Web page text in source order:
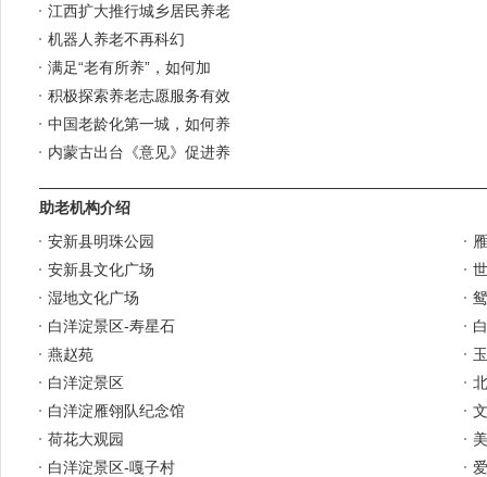
江西扩大推行城乡居民养老
机器人养老不再科幻
满足“老有所养”，如何加
积极探索养老志愿服务有效
中国老龄化第一城，如何养
内蒙古出台《意见》促进养
助老机构介绍
安新县明珠公园
安新县文化广场
湿地文化广场
白洋淀景区-寿星石
燕赵苑
白洋淀景区
白洋淀雁翎队纪念馆
荷花大观园
白洋淀景区-嘎子村